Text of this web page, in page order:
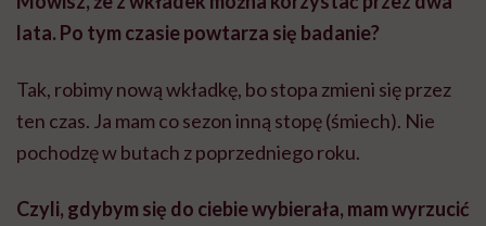
lata. Po tym czasie powtarza się badanie?
Tak, robimy nową wkładkę, bo stopa zmieni się przez
ten czas. Ja mam co sezon inną stopę (śmiech). Nie
pochodzę w butach z poprzedniego roku.
Czyli, gdybym się do ciebie wybierała, mam wyrzucić